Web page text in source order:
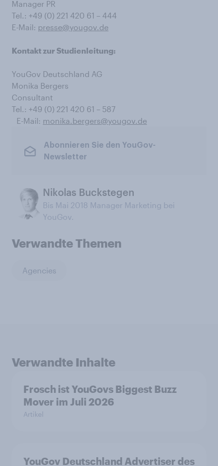
Manager PR
Tel.: +49 (0) 221 420 61 – 444
E-Mail: presse@yougov.de
Kontakt zur Studienleitung:
YouGov Deutschland AG
Monika Bergers
Consultant
Tel.: +49 (0) 221 420 61 – 587
E-Mail: monika.bergers@yougov.de
Abonnieren Sie den YouGov-
Newsletter
Nikolas Buckstegen
Bis Mai 2018 Manager Marketing bei
YouGov.
Verwandte Themen
Agencies
Verwandte Inhalte
Frosch ist YouGovs Biggest Buzz
Mover im Juli 2026
Artikel
YouGov Deutschland Advertiser des